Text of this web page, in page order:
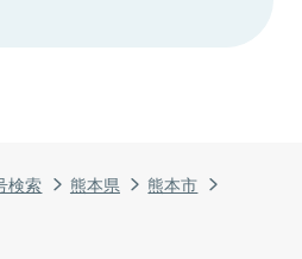
検索 熊本県
熊本市